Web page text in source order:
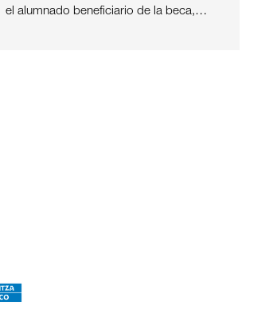
el alumnado beneficiario de la beca,…